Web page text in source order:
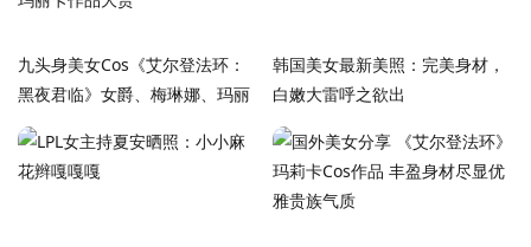
九头身美女Cos《艾尔登法环：
黑夜君临》女爵、梅琳娜、玛丽
卡作品大赏
韩国美女最新美照：完美身材，
白嫩大雷呼之欲出